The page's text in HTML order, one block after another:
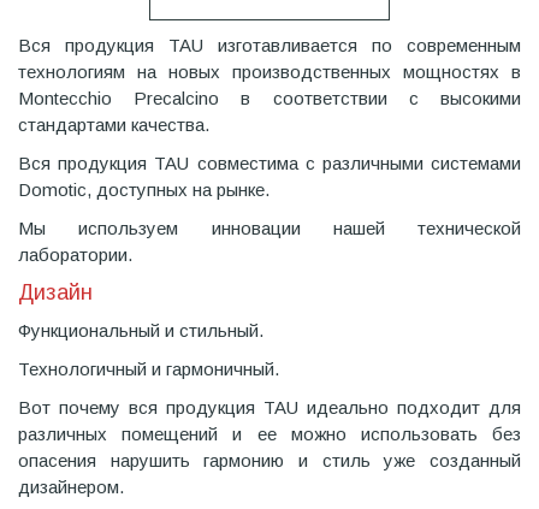
Вся продукция TAU изготавливается по современным
технологиям на новых производственных мощностях в
Montecchio Precalcino в соответствии с высокими
стандартами качества.
Вся продукция TAU совместима с различными системами
Domotic, доступных на рынке.
Мы используем инновации нашей технической
лаборатории.
Дизайн
Функциональный и стильный.
Технологичный и гармоничный.
Вот почему вся продукция TAU идеально подходит для
различных помещений и ее можно использовать без
опасения нарушить гармонию и стиль уже созданный
дизайнером.